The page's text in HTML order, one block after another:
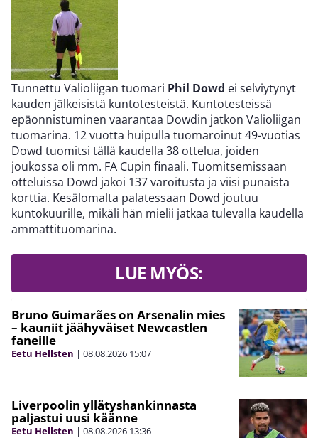
Tunnettu Valioliigan tuomari Phil Dowd ei selviytynyt
kauden jälkeisistä kuntotesteistä. Kuntotesteissä
epäonnistuminen vaarantaa Dowdin jatkon Valioliigan
tuomarina. 12 vuotta huipulla tuomaroinut 49-vuotias
Dowd tuomitsi tällä kaudella 38 ottelua, joiden
joukossa oli mm. FA Cupin finaali. Tuomitsemissaan
otteluissa Dowd jakoi 137 varoitusta ja viisi punaista
korttia. Kesälomalta palatessaan Dowd joutuu
kuntokuurille, mikäli hän mielii jatkaa tulevalla kaudella
ammattituomarina.
LUE MYÖS:
Bruno Guimarães on Arsenalin mies
– kauniit jäähyväiset Newcastlen
faneille
Eetu Hellsten | 08.08.2026 15:07
Liverpoolin yllätyshankinnasta
paljastui uusi käänne
Eetu Hellsten | 08.08.2026 13:36